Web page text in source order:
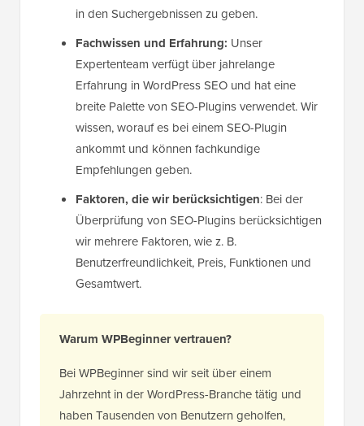
in den Suchergebnissen zu geben.
Fachwissen und Erfahrung: Unser
Expertenteam verfügt über jahrelange
Erfahrung in WordPress SEO und hat eine
breite Palette von SEO-Plugins verwendet. Wir
wissen, worauf es bei einem SEO-Plugin
ankommt und können fachkundige
Empfehlungen geben.
Faktoren, die wir berücksichtigen: Bei der
Überprüfung von SEO-Plugins berücksichtigen
wir mehrere Faktoren, wie z. B.
Benutzerfreundlichkeit, Preis, Funktionen und
Gesamtwert.
Warum WPBeginner vertrauen?
Bei WPBeginner sind wir seit über einem
Jahrzehnt in der WordPress-Branche tätig und
haben Tausenden von Benutzern geholfen,